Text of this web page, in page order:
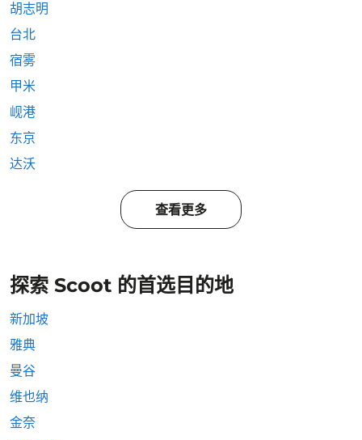
胡志明
台北
宿雾
甲米
岘港
东京
达沃
查看更多
探索 Scoot 的首选目的地
新加坡
雅典
曼谷
维也纳
金奈